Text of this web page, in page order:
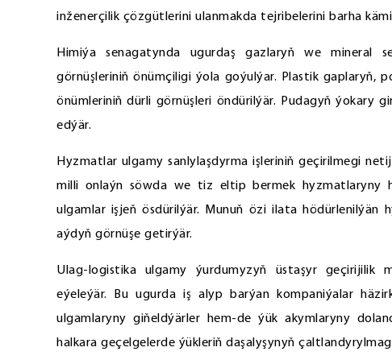
inženerçilik çözgütlerini ulanmakda tejribelerini barha
Himiýa senagatynda ugurdaş gazlaryň we mineral
görnüşleriniň önümçiligi ýola goýulýar. Plastik gaplaryň,
önümleriniň dürli görnüşleri öndürilýär. Pudagyň ýokary
edýär.
Hyzmatlar ulgamy sanlylaşdyrma işleriniň geçirilmegi
milli onlaýn söwda we tiz eltip bermek hyzmatlaryny
ulgamlar işjeň ösdürilýär. Munuň özi ilata hödürlenilýän
aýdyň görnüşe getirýär.
Ulag-logistika ulgamy ýurdumyzyň üstaşyr geçirijilik
eýeleýär. Bu ugurda iş alyp barýan kompaniýalar
ulgamlaryny giňeldýärler hem-de ýük akymlaryny
halkara geçelgelerde ýükleriň daşalyşynyň